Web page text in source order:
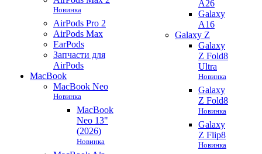
Новинка
AirPods Pro 2
AirPods Max
EarPods
Запчасти для
AirPods
MacBook
MacBook Neo
Новинка
MacBook
Neo 13"
(2026)
Новинка
A26
Galaxy
A16
Galaxy Z
Galaxy
Z Fold8
Ultra
Новинка
Galaxy
Z Fold8
Новинка
Galaxy
Z Flip8
Новинка